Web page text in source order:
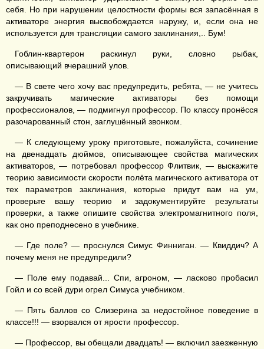
себя. Но при нарушении целостности формы вся запасённая в
активаторе энергия высвобождается наружу, и, если она не
используется для трансляции самого заклинания,.. Бум!
Гоблин-квартерон раскинул руки, словно рыбак,
описывающий вчерашний улов.
— В свете чего хочу вас предупредить, ребята, — не учитесь
закручивать магические активаторы без помощи
профессионалов, — подмигнул профессор. По классу пронёсся
разочарованный стон, заглушённый звонком.
— К следующему уроку приготовьте, пожалуйста, сочинение
на двенадцать дюймов, описывающее свойства магических
активаторов, — потребовал профессор Флитвик, — выскажите
теорию зависимости скорости полёта магического активатора от
тех параметров заклинания, которые придут вам на ум,
проверьте вашу теорию и задокументируйте результаты
проверки, а также опишите свойства электромагнитного поля,
как оно преподнесено в учебнике.
— Где поле? — проснулся Симус Финниган. — Квиддич? А
почему меня не предупредили?
— Поле ему подавай... Спи, агроном, — ласково пробасил
Гойл и со всей дури огрел Симуса учебником.
— Пять баллов со Слизерина за недостойное поведение в
классе!!! — взорвался от ярости профессор.
— Профессор, вы обещали двадцать! — включил заезженную